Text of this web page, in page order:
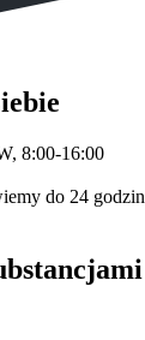
8:00-16:00
do 24 godzin